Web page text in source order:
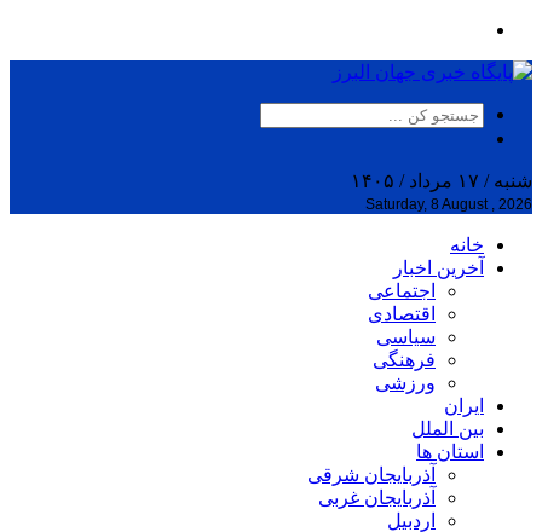
شنبه / ۱۷ مرداد / ۱۴۰۵
Saturday, 8 August , 2026
خانه
آخرین اخبار
اجتماعی
اقتصادی
سیاسی
فرهنگی
ورزشی
ایران
بین الملل
استان ها
آذربایجان شرقی
آذربایجان غربی
اردبیل